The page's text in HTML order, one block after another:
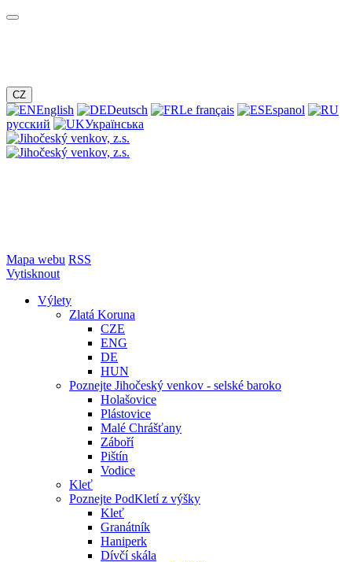
CZ
English Deutsch Le français
Espanol
русский
Українська
Mapa webu RSS
Vytisknout
Výlety
Zlatá Koruna
CZE
ENG
DE
HUN
Poznejte Jihočeský venkov - selské baroko
Holašovice
Plástovice
Malé Chrášťany
Záboří
Pištín
Vodice
Kleť
Poznejte PodKletí z výšky
Kleť
Granátník
Haniperk
Dívčí skála